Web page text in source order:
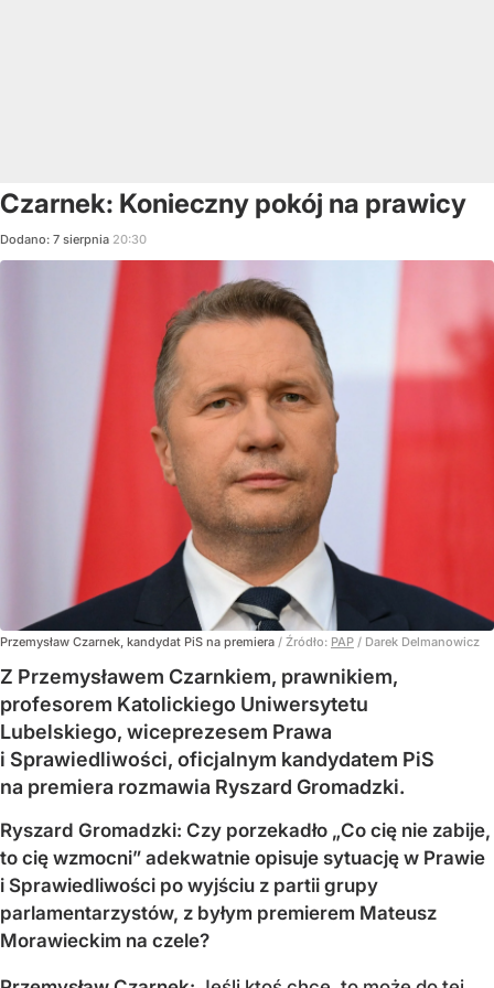
Czarnek: Konieczny pokój na prawicy
Dodano: 7 sierpnia 20:30
Przemysław Czarnek, kandydat PiS na premiera / Źródło: PAP / Darek Delmanowicz
Z Przemysławem Czarnkiem, prawnikiem,
profesorem Katolickiego Uniwersytetu
Lubelskiego, wiceprezesem Prawa
i Sprawiedliwości, oficjalnym kandydatem PiS
na premiera rozmawia Ryszard Gromadzki.
Ryszard Gromadzki: Czy porzekadło „Co cię nie zabije,
to cię wzmocni” adekwatnie opisuje sytuację w Prawie
i Sprawiedliwości po wyjściu z partii grupy
parlamentarzystów, z byłym premierem Mateusz
Morawieckim na czele?